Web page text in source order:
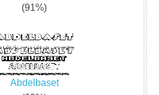
(91%)
Abdelbaset